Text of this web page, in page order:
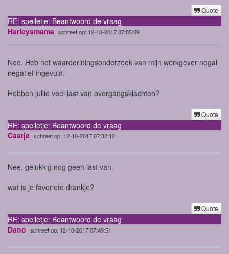
Quote
RE: spelletje: Beantwoord de vraag
Harleysmama schreef op: 12-10-2017 07:05:29
Nee. Heb het waarderiningsonderzoek van mijn werkgever nogal
negatief ingevuld.
Hebben jullie veel last van overgangsklachten?
Quote
RE: spelletje: Beantwoord de vraag
Caatje schreef op: 12-10-2017 07:32:12
Nee, gelukkig nog geen last van.
wat is je favoriete drankje?
Quote
RE: spelletje: Beantwoord de vraag
Dano schreef op: 12-10-2017 07:49:51